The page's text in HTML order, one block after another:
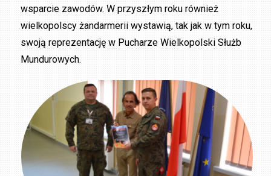
wsparcie zawodów. W przyszłym roku również
wielkopolscy żandarmerii wystawią, tak jak w tym roku,
swoją reprezentację w Pucharze Wielkopolski Służb
Mundurowych.